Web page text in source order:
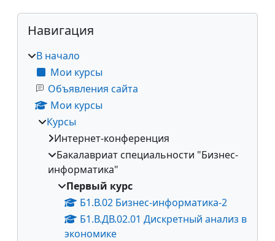
Блоки
Пропустить Навигация
Навигация
В начало
Мои курсы
Объявления сайта
Мои курсы
Курсы
Интернет-конференция
Бакалавриат специальности "Бизнес-
информатика"
Первый курс
Б1.В.02 Бизнес-информатика-2
Б1.В.ДВ.02.01 Дискретный анализ в
экономике